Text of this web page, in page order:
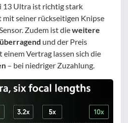
13 Ultra ist richtig stark
seiner rückseitigen Knipse
Zudem ist dieweitere
und der Preis
Vertrag lassen sich die
– bei niedriger Zuzahlung.